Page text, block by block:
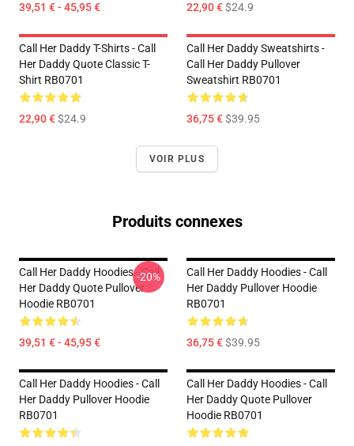
39,51 € - 45,95 € 22,90 €$24.9
Call Her Daddy T-Shirts - Call
Her Daddy Quote Classic T-
Shirt RB0701
22,90 €$24.9
Call Her Daddy Sweatshirts -
Call Her Daddy Pullover
Sweatshirt RB0701
36,75 €$39.95
VOIR PLUS
Produits connexes
Call Her Daddy Hoodies - Call
Her Daddy Quote Pullover
Hoodie RB0701
39,51 € - 45,95 €
-20%
Call Her Daddy Hoodies - Call
Her Daddy Pullover Hoodie
RB0701
36,75 €$39.95
Call Her Daddy Hoodies - Call
Her Daddy Pullover Hoodie
RB0701
Call Her Daddy Hoodies - Call
Her Daddy Quote Pullover
Hoodie RB0701